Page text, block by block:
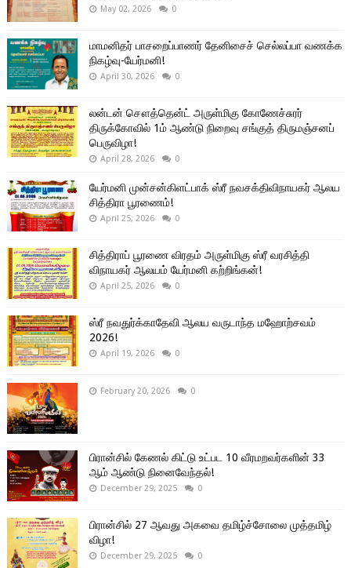
May 02, 2026 0
மாமனிதர் பாசறைப்பாணர் தேனிசைச் செல்லப்பா வணக்க
நிகழ்வு-யேர்மனி!
April 30, 2026 0
லன்டன் சௌத்தென்ட் அருள்மிகு கோணேச்சுரர்
திருக்கோவில் 1ம் ஆண்டு நிறைவு சங்குத் திருமஞ்சனப்
பெருவிழா!
April 28, 2026 0
யேர்மனி முன்சன்கிளட்பாக் ஸ்ரீ நவசக்திவிநாயகர் ஆலய
சித்திரா பூரணைம்!
April 25, 2026 0
சித்திராப் பூரணை விரதம் அருள்மிகு ஸ்ரீ வரசித்தி
விநாயகர் ஆலயம் யேர்மனி கற்றிங்கன்!
April 25, 2026 0
ஸ்ரீ நவதுர்க்காதேவி ஆலய வருடாந்த மஹோற்சவம்
2026!
April 19, 2026 0
February 20, 2026 0
பிரான்சில் கேணல் கிட்டு உட்பட 10 வீரமறவர்களின் 33
ஆம் ஆண்டு நினைவேந்தல்!
December 29, 2025 0
பிரான்சில் 27 ஆவது அகவை தமிழ்ச்சோலை முத்தமிழ்
விழா!
December 29, 2025 0